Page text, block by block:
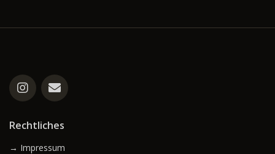
Rechtliches
→ Impressum